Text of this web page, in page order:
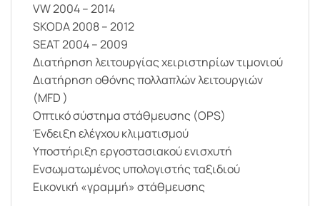
VW 2004 – 2014
SKODA 2008 – 2012
SEAT 2004 – 2009
Διατήρηση λειτουργίας χειριστηρίων τιμονιού
Διατήρηση οθόνης πολλαπλών λειτουργιών
(MFD )
Οπτικό σύστημα στάθμευσης (OPS)
Ένδειξη ελέγχου κλιματισμού
Υποστήριξη εργοστασιακού ενισχυτή
Ενσωματωμένος υπολογιστής ταξιδιού
Εικονική «γραμμή» στάθμευσης